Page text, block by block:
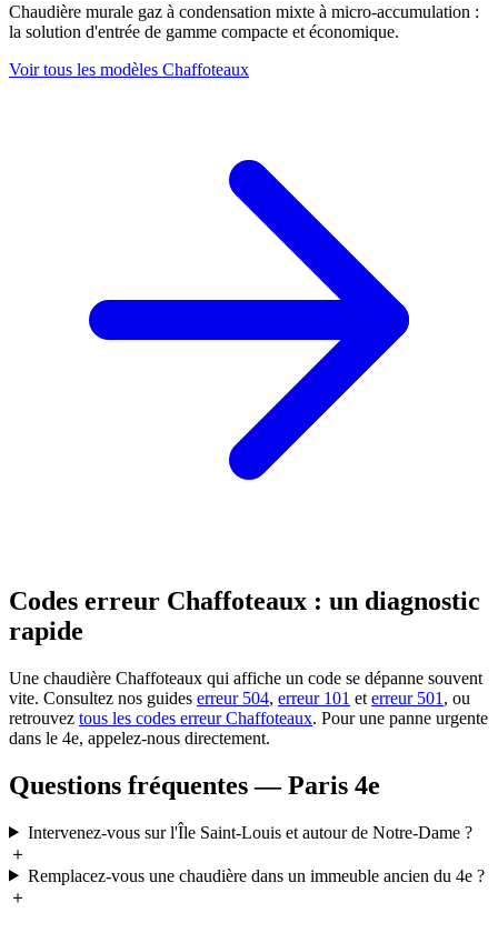
Chaudière murale gaz à condensation mixte à micro-accumulation :
la solution d'entrée de gamme compacte et économique.
Voir tous les modèles Chaffoteaux
Codes erreur Chaffoteaux : un diagnostic
rapide
Une chaudière Chaffoteaux qui affiche un code se dépanne souvent
vite. Consultez nos guides erreur 504, erreur 101 et erreur 501 , ou
retrouvez tous les codes erreur Chaffoteaux. Pour une panne urgente
dans le 4e, appelez-nous directement.
Questions fréquentes — Paris 4e
Intervenez-vous sur l'Île Saint-Louis et autour de Notre-Dame ?
＋
Remplacez-vous une chaudière dans un immeuble ancien du 4e ?
＋